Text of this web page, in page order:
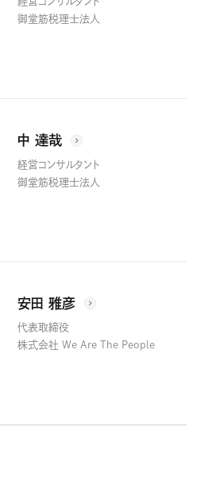
御堂筋税理士法人
中 達哉
経営コンサルタント
御堂筋税理士法人
安田 雅彦
代表取締役
株式会社 We Are The People